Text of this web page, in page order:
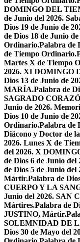
DOMINGO DEL
de Junio del 2026.
Dios 19 de Junio de
de Dios 18 de Junio
Ordinario.Palabra de
de Tiempo Ordinario.
Martes X de Tiempo
2026. XI DOMINGO
Dios 13 de Junio de
MARÍA.Palabra de
SAGRADO
Junio de 2026.
Dios 10 de Junio de
Ordinario.Palabra de
Diácono y Doctor de
2026. Lunes X de
del 2026. X
de Dios 6 de Junio
de Dios 5 de Junio
Mártir.Palabra de
CUERPO Y LA
Junio del 2026. SAN
Mártires.Palabra de
JUSTINO, Mártir.
SOLEMNIDAD DE
Dios 30 de Mayo del